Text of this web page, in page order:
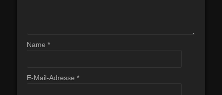
Name *
E-Mail-Adresse *